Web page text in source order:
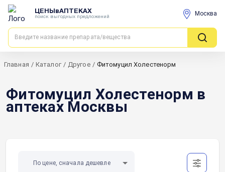
ЦЕНЫвАПТЕКАХ
поиск выгодных предложений Москва
Главная / Каталог / Другое / Фитомуцил Холестенорм
Фитомуцил Холестенорм в
аптеках Москвы
По цене, сначала дешевле